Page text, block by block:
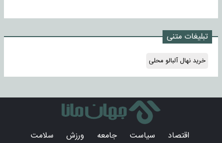
تبلیغات متنی
خرید نهال آلبالو محلی
اقتصاد سیاست جامعه ورزش
سلامت